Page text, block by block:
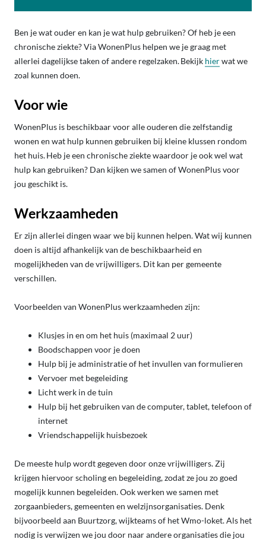
Ben je wat ouder en kan je wat hulp gebruiken? Of heb je een
chronische ziekte? Via WonenPlus helpen we je graag met
allerlei dagelijkse taken of andere regelzaken. Bekijk hierwat we
zoal kunnen doen.
Voor wie
WonenPlus is beschikbaar voor alle ouderen die zelfstandig
wonen en wat hulp kunnen gebruiken bij kleine klussen rondom
het huis. Heb je een chronische ziekte waardoor je ook wel wat
hulp kan gebruiken? Dan kijken we samen of WonenPlus voor
jou geschikt is.
Werkzaamheden
Er zijn allerlei dingen waar we bij kunnen helpen. Wat wij kunnen
doen is altijd afhankelijk van de beschikbaarheid en
mogelijkheden van de vrijwilligers. Dit kan per gemeente
verschillen.
Voorbeelden van WonenPlus werkzaamheden zijn:
Klusjes in en om het huis (maximaal 2 uur)
Boodschappen voor je doen
Hulp bij je administratie of het invullen van formulieren
Vervoer met begeleiding
Licht werk in de tuin
Hulp bij het gebruiken van de computer, tablet, telefoon of
internet
Vriendschappelijk huisbezoek
De meeste hulp wordt gegeven door onze vrijwilligers. Zij
krijgen hiervoor scholing en begeleiding, zodat ze jou zo goed
mogelijk kunnen begeleiden. Ook werken we samen met
zorgaanbieders, gemeenten en welzijnsorganisaties. Denk
bijvoorbeeld aan Buurtzorg, wijkteams of het Wmo-loket. Als het
nodig is verwijzen we jou door naar andere organisaties die jou